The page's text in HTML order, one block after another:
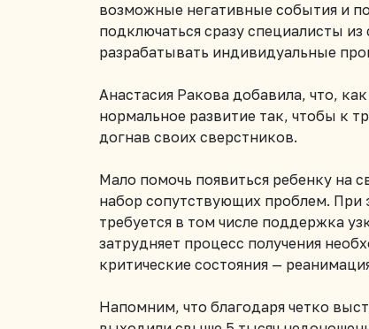
возможные негативные события и
подключаться сразу специалисты
разрабатывать индивидуальные
Анастасия Ракова добавила, что,
нормальное развитие так, чтобы к
догнав своих сверстников.
Мало помочь появиться ребенку на
набор сопутствующих проблем. При
требуется в том числе поддержка
затрудняет процесс получения
критические состояния —
Напомним, что благодаря четко